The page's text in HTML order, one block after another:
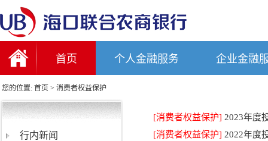
首页 个人金融服务 企业金融
您的位置: 首页 > 消费者权益保护
行内新闻
[消费者权益保护] 2023年度
[消费者权益保护] 2022年度